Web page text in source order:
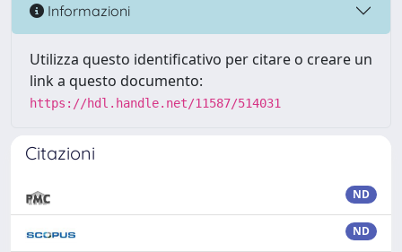
Informazioni
Utilizza questo identificativo per citare o creare un
link a questo documento:
https://hdl.handle.net/11587/514031
Citazioni
ND
ND